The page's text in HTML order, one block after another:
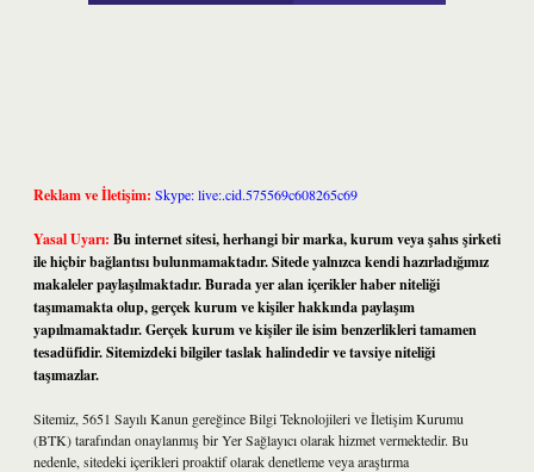
Reklam ve İletişim: Skype: live:.cid.575569c608265c69
Yasal Uyarı: Bu internet sitesi, herhangi bir marka, kurum veya şahıs şirketi
ile hiçbir bağlantısı bulunmamaktadır. Sitede yalnızca kendi hazırladığımız
makaleler paylaşılmaktadır. Burada yer alan içerikler haber niteliği
taşımamakta olup, gerçek kurum ve kişiler hakkında paylaşım
yapılmamaktadır. Gerçek kurum ve kişiler ile isim benzerlikleri tamamen
tesadüfidir. Sitemizdeki bilgiler taslak halindedir ve tavsiye niteliği
taşımazlar.
Sitemiz, 5651 Sayılı Kanun gereğince Bilgi Teknolojileri ve İletişim Kurumu
(BTK) tarafından onaylanmış bir Yer Sağlayıcı olarak hizmet vermektedir. Bu
nedenle, sitedeki içerikleri proaktif olarak denetleme veya araştırma